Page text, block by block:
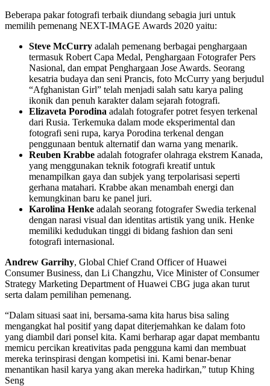
Beberapa pakar fotografi terbaik diundang sebagia juri untuk
memilih pemenang NEXT-IMAGE Awards 2020 yaitu:
Steve McCurry adalah pemenang berbagai penghargaan
termasuk Robert Capa Medal, Penghargaan Fotografer Pers
Nasional, dan empat Penghargaan Jose Awards. Seorang
kesatria budaya dan seni Prancis, foto McCurry yang berjudul
“Afghanistan Girl” telah menjadi salah satu karya paling
ikonik dan penuh karakter dalam sejarah fotografi.
Elizaveta Porodina adalah fotografer potret fesyen terkenal
dari Rusia. Terkemuka dalam mode eksperimental dan
fotografi seni rupa, karya Porodina terkenal dengan
penggunaan bentuk alternatif dan warna yang menarik.
Reuben Krabbe adalah fotografer olahraga ekstrem Kanada,
yang menggunakan teknik fotografi kreatif untuk
menampilkan gaya dan subjek yang terpolarisasi seperti
gerhana matahari. Krabbe akan menambah energi dan
kemungkinan baru ke panel juri.
Karolina Henke adalah seorang fotografer Swedia terkenal
dengan narasi visual dan identitas artistik yang unik. Henke
memiliki kedudukan tinggi di bidang fashion dan seni
fotografi internasional.
Andrew Garrihy, Global Chief Crand Officer of Huawei
Consumer Business, dan Li Changzhu, Vice Minister of Consumer
Strategy Marketing Department of Huawei CBG juga akan turut
serta dalam pemilihan pemenang.
“Dalam situasi saat ini, bersama-sama kita harus bisa saling
mengangkat hal positif yang dapat diterjemahkan ke dalam foto
yang diambil dari ponsel kita. Kami berharap agar dapat membantu
memicu percikan kreativitas pada pengguna kami dan membuat
mereka terinspirasi dengan kompetisi ini. Kami benar-benar
menantikan hasil karya yang akan mereka hadirkan,” tutup Khing
Seng